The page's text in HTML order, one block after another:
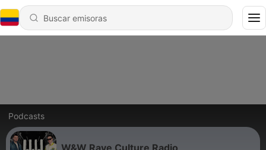
Podcasts
W&W Rave Culture Radio